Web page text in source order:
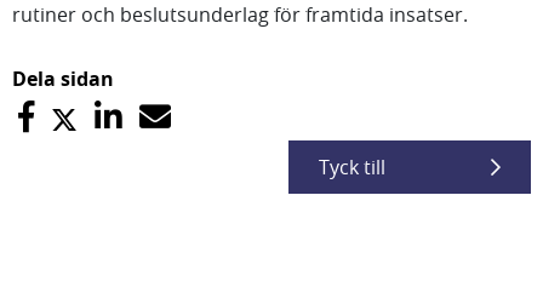
rutiner och beslutsunderlag för framtida insatser.
Dela sidan
Tyck till